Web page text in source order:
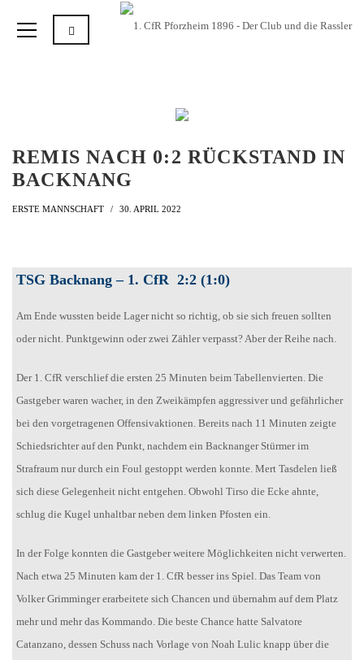
REMIS NACH 0:2 RÜCKSTAND IN
BACKNANG
ERSTE MANNSCHAFT 30. APRIL 2022
TSG Backnang – 1. CfR 2:2 (1:0)
Am Ende wussten beide Lager nicht so richtig, ob sie sich freuen sollten
oder nicht. Punktgewinn oder zwei Zähler verpasst? Aber der Reihe nach.
Der 1. CfR verschlief die ersten 25 Minuten beim Tabellenvierten. Die
Gastgeber waren wacher, in den Zweikämpfen aggressiver und gefährlicher
bei den vorgetragenen Offensivaktionen. Bereits nach 11 Minuten zeigte
Schiedsrichter auf den Punkt, nachdem ein Backnanger Stürmer im
Strafraum nur durch ein Foul gestoppt werden konnte. Mert Tasdelen ließ
sich diese Gelegenheit nicht entgehen. Obwohl Tirso die Ecke ahnte,
schlug die Kugel unhaltbar neben dem linken Pfosten ein.
In der Folge konnten die Gastgeber weitere Möglichkeiten nicht verwerten.
Nach etwa 25 Minuten kam der 1. CfR besser ins Spiel. Das Team von
Volker Grimminger erarbeitete sich Chancen und übernahm auf dem Platz
mehr und mehr das Kommando. Die beste Chance hatte Salvatore
Catanzano, dessen Schuss nach Vorlage von Noah Lulic knapp über die